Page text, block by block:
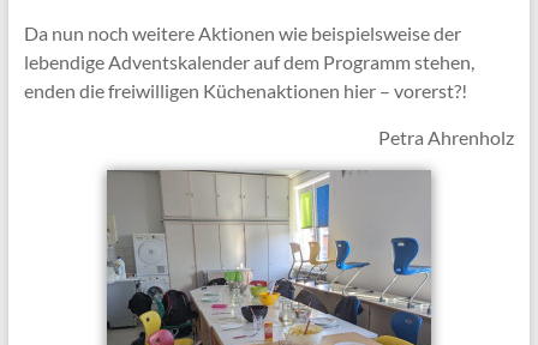
Da nun noch weitere Aktionen wie beispielsweise der
lebendige Adventskalender auf dem Programm stehen,
enden die freiwilligen Küchenaktionen hier – vorerst?!
Petra Ahrenholz